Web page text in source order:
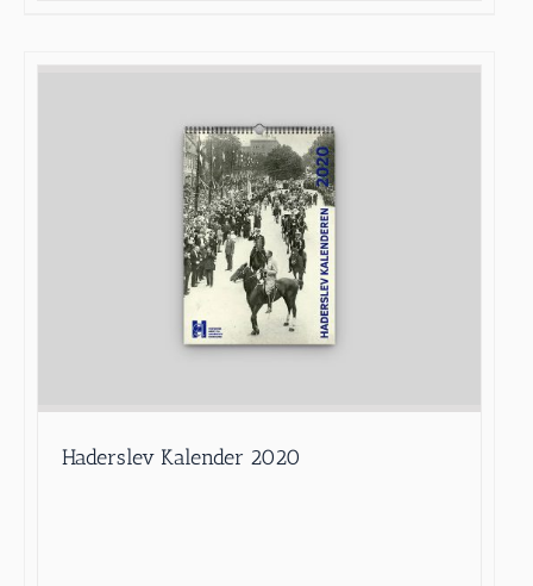
Haderslev Kalender 2020